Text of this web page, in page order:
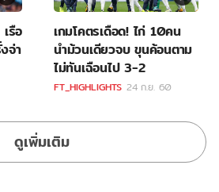
รือ
จ่า
เกมโคตรเดือด! ไก่ 10คน
นำม้วนเดียวจบ ขุนค้อนตาม
ไม่ทันเฉือนไป 3-2
FT_HIGHLIGHTS 24 ก.ย. 60
ดูเพิ่มเติม